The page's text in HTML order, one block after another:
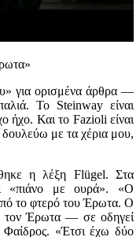
για ορισμένα άρθρα —
Το Steinway είναι
ήχο. Και το Fazioli είναι
με τα χέρια μου,
η λέξη Flügel. Στα
«πιάνο με ουρά». «Ο
το φτερό του Έρωτα. Ο
τον Έρωτα — σε οδηγεί
«Έτσι έχω δύο